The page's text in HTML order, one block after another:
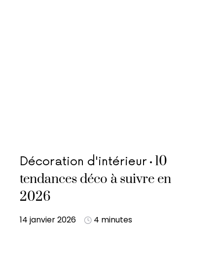
Décoration d'intérieur
10
tendances déco à suivre en
2026
14 janvier 2026 4 minutes